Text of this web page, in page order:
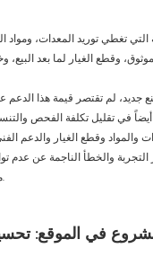
جديد، لم تقتصر قيمة هذا
في تقليل تكلفة الفحص
والمواد وقطع الغيار والدعم
والخطأ الناجمة عن عدم
مرحلة بدء تشغيل المصنع.
في الموقع: